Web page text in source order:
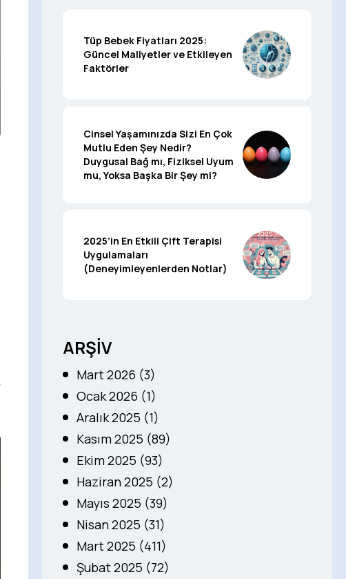
Tüp Bebek Fiyatları 2025:
Güncel Maliyetler ve Etkileyen
Faktörler
Cinsel Yaşamınızda Sizi En Çok
Mutlu Eden Şey Nedir?
Duygusal Bağ mı, Fiziksel Uyum
mu, Yoksa Başka Bir Şey mi?
2025’in En Etkili Çift Terapisi
Uygulamaları
(Deneyimleyenlerden Notlar)
ARŞİV
Mart 2026 (3)
Ocak 2026 (1)
Aralık 2025 (1)
Kasım 2025 (89)
Ekim 2025 (93)
Haziran 2025 (2)
Mayıs 2025 (39)
Nisan 2025 (31)
Mart 2025 (411)
Şubat 2025 (72)